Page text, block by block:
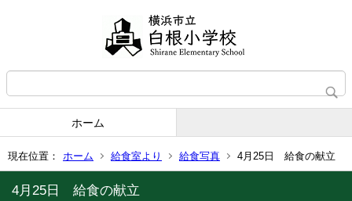
ホーム
現在位置： ホーム 給食室より 給食写真 4月25日 給食の献立
4月25日 給食の献立